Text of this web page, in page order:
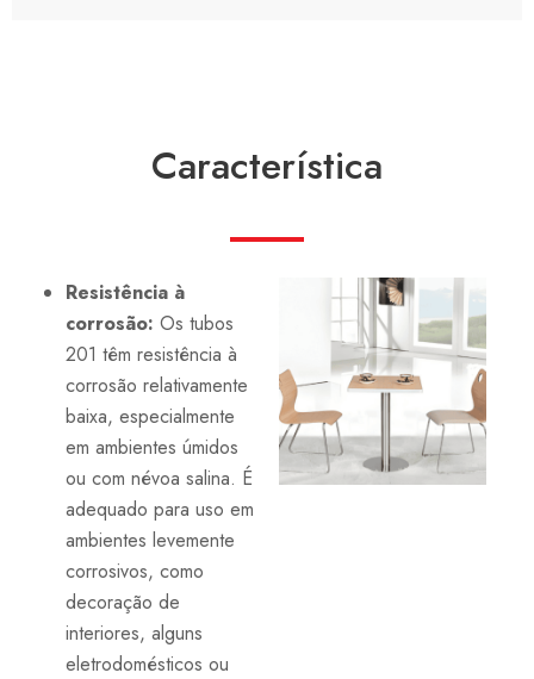
Característica
Resistência à
corrosão: Os tubos
201 têm resistência à
corrosão relativamente
baixa, especialmente
em ambientes úmidos
ou com névoa salina. É
adequado para uso em
ambientes levemente
corrosivos, como
decoração de
interiores, alguns
eletrodomésticos ou